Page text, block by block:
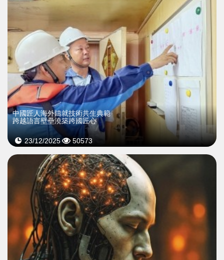
中國匠人海外鑄就技術共生典範
跨越語言壁壘澆築跨國匠心
23/12/2025 50573